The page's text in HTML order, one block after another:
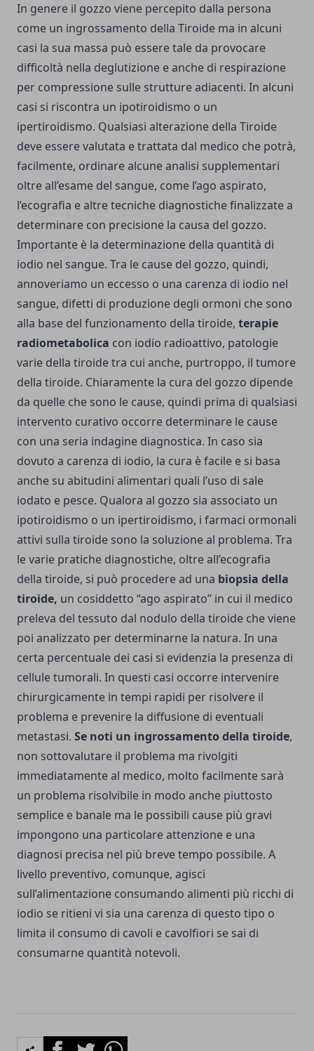
In genere il gozzo viene percepito dalla persona
come un ingrossamento della Tiroide ma in alcuni
casi la sua massa può essere tale da provocare
difficoltà nella deglutizione e anche di respirazione
per compressione sulle strutture adiacenti. In alcuni
casi si riscontra un ipotiroidismo o un
ipertiroidismo. Qualsiasi alterazione della Tiroide
deve essere valutata e trattata dal medico che potrà,
facilmente, ordinare alcune analisi supplementari
oltre all’esame del sangue, come l’ago aspirato,
l’ecografia e altre tecniche diagnostiche finalizzate a
determinare con precisione la causa del gozzo.
Importante è la determinazione della quantità di
iodio nel sangue. Tra le cause del gozzo, quindi,
annoveriamo un eccesso o una carenza di iodio nel
sangue, difetti di produzione degli ormoni che sono
alla base del funzionamento della tiroide, terapie
radiometabolica con iodio radioattivo, patologie
varie della tiroide tra cui anche, purtroppo, il tumore
della tiroide. Chiaramente la cura del gozzo dipende
da quelle che sono le cause, quindi prima di qualsiasi
intervento curativo occorre determinare le cause
con una seria indagine diagnostica. In caso sia
dovuto a carenza di iodio, la cura è facile e si basa
anche su abitudini alimentari quali l’uso di sale
iodato e pesce. Qualora al gozzo sia associato un
ipotiroidismo o un ipertiroidismo, i farmaci ormonali
attivi sulla tiroide sono la soluzione al problema. Tra
le varie pratiche diagnostiche, oltre all’ecografia
della tiroide, si può procedere ad una biopsia della
tiroide, un cosiddetto “ago aspirato” in cui il medico
preleva del tessuto dal nodulo della tiroide che viene
poi analizzato per determinarne la natura. In una
certa percentuale dei casi si evidenzia la presenza di
cellule tumorali. In questi casi occorre intervenire
chirurgicamente in tempi rapidi per risolvere il
problema e prevenire la diffusione di eventuali
metastasi. Se noti un ingrossamento della tiroide,
non sottovalutare il problema ma rivolgiti
immediatamente al medico, molto facilmente sarà
un problema risolvibile in modo anche piuttosto
semplice e banale ma le possibili cause più gravi
impongono una particolare attenzione e una
diagnosi precisa nel più breve tempo possibile. A
livello preventivo, comunque, agisci
sull’alimentazione consumando alimenti più ricchi di
iodio se ritieni vi sia una carenza di questo tipo o
limita il consumo di cavoli e cavolfiori se sai di
consumarne quantità notevoli.
FacebookTwitterWhatsapp